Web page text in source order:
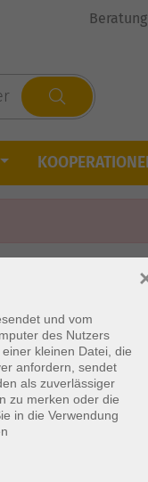
AGB´s und
und vom
des Nutzers
kleinen Datei, die
anfordern, sendet
als zuverlässiger
zu merken oder die
in die Verwendung